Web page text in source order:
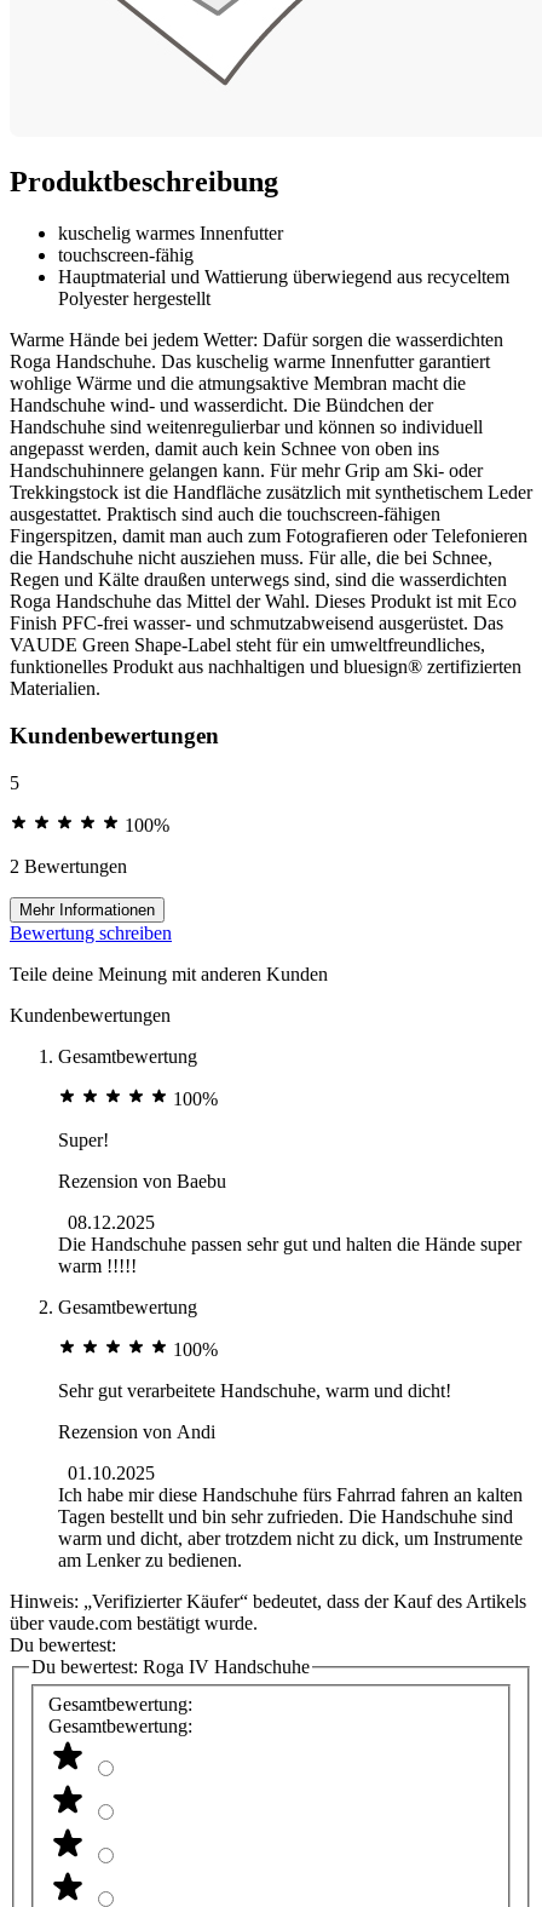
Produktbeschreibung
kuschelig warmes Innenfutter
touchscreen-fähig
Hauptmaterial und Wattierung überwiegend aus recyceltem
Polyester hergestellt
Warme Hände bei jedem Wetter: Dafür sorgen die wasserdichten
Roga Handschuhe. Das kuschelig warme Innenfutter garantiert
wohlige Wärme und die atmungsaktive Membran macht die
Handschuhe wind- und wasserdicht. Die Bündchen der
Handschuhe sind weitenregulierbar und können so individuell
angepasst werden, damit auch kein Schnee von oben ins
Handschuhinnere gelangen kann. Für mehr Grip am Ski- oder
Trekkingstock ist die Handfläche zusätzlich mit synthetischem Leder
ausgestattet. Praktisch sind auch die touchscreen-fähigen
Fingerspitzen, damit man auch zum Fotografieren oder Telefonieren
die Handschuhe nicht ausziehen muss. Für alle, die bei Schnee,
Regen und Kälte draußen unterwegs sind, sind die wasserdichten
Roga Handschuhe das Mittel der Wahl. Dieses Produkt ist mit Eco
Finish PFC-frei wasser- und schmutzabweisend ausgerüstet. Das
VAUDE Green Shape-Label steht für ein umweltfreundliches,
funktionelles Produkt aus nachhaltigen und bluesign® zertifizierten
Materialien.
Kundenbewertungen
5
100%
2 Bewertungen
Mehr Informationen
Bewertung schreiben
Teile deine Meinung mit anderen Kunden
Kundenbewertungen
Gesamtbewertung
100%
Super!
Rezension von Baebu
08.12.2025
Die Handschuhe passen sehr gut und halten die Hände super
warm !!!!!
Gesamtbewertung
100%
Sehr gut verarbeitete Handschuhe, warm und dicht!
Rezension von Andi
01.10.2025
Ich habe mir diese Handschuhe fürs Fahrrad fahren an kalten
Tagen bestellt und bin sehr zufrieden. Die Handschuhe sind
warm und dicht, aber trotzdem nicht zu dick, um Instrumente
am Lenker zu bedienen.
Hinweis: „Verifizierter Käufer“ bedeutet, dass der Kauf des Artikels
über vaude.com bestätigt wurde.
Du bewertest:
Du bewertest: Roga IV Handschuhe
Gesamtbewertung:
Gesamtbewertung: